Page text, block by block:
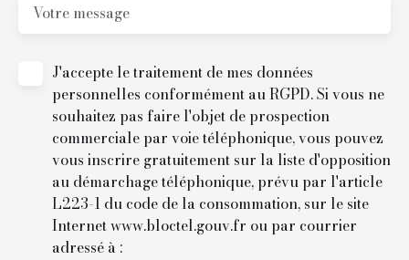
Votre message
J'accepte le traitement de mes données
personnelles conformément au RGPD. Si vous ne
souhaitez pas faire l'objet de prospection
commerciale par voie téléphonique, vous pouvez
vous inscrire gratuitement sur la liste d'opposition
au démarchage téléphonique, prévu par l'article
L223-1 du code de la consommation, sur le site
Internet www.bloctel.gouv.fr ou par courrier
adressé à :